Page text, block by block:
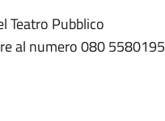
Teatro Pubblico
al numero 080 5580195